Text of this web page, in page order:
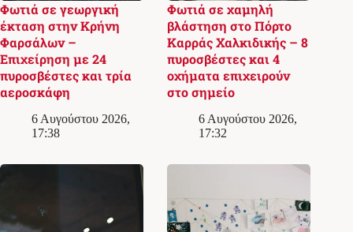
Φωτιά σε γεωργική
έκταση στην Κρήνη
Φαρσάλων –
Επιχείρηση με 24
πυροσβέστες και τρία
αεροσκάφη
6 Αυγούστου 2026,
17:38
Φωτιά σε χαμηλή
βλάστηση στο Πόρτο
Καρράς Χαλκιδικής – 8
πυροσβέστες και 4
οχήματα επιχειρούν
στο σημείο
6 Αυγούστου 2026,
17:32